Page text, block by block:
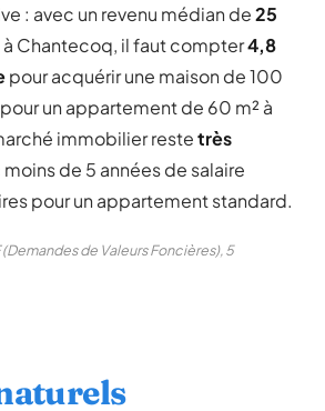
: avec un revenu médian de25
à Chantecoq, il faut compter4,8
pour acquérir une maison de 100
pour un appartement de 60 m² à
immobilier restetrès
moins de 5 années de salaire
pour un appartement standard.
de Valeurs Foncières), 5